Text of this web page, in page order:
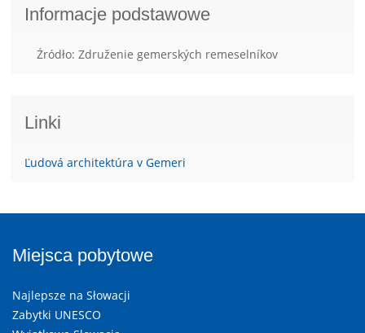
Informacje podstawowe
Źródło: Združenie gemerských remeselníkov
Linki
Ľudová architektúra v Gemeri
Miejsca pobytowe
Najlepsze na Słowacji
Zabytki UNESCO